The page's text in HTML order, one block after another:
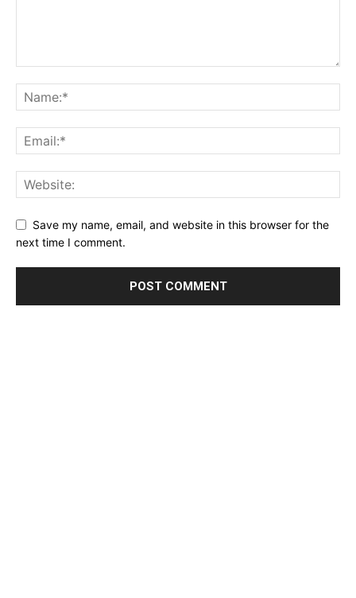
Save my name, email, and website in this browser for the
next time I comment.